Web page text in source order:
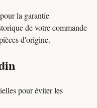
la garantie
de votre commande
d'origine.
pour éviter les